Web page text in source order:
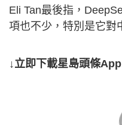
Eli Tan最後指，
項也不少，特別是它對
↓立即下載星島頭條